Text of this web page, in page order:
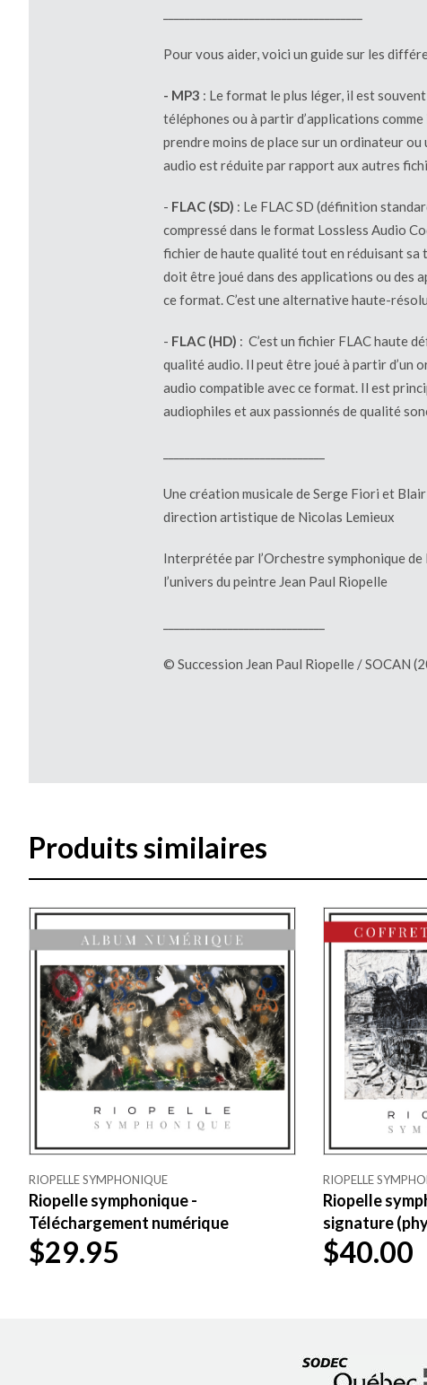
Pour vous aider, voici un guide sur les
- MP3 : Le format le plus léger, il est
téléphones ou à partir d’applications
prendre moins de place sur un ordinateur
audio est réduite par rapport aux autres
- FLAC (SD) : Le FLAC SD (définition
compressé dans le format Lossless Audio
fichier de haute qualité tout en réduisant sa
doit être joué dans des applications ou des
ce format. C’est une alternative haute-
- FLAC (HD) : C’est un fichier FLAC haute
qualité audio. Il peut être joué à partir d’un
audio compatible avec ce format. Il est
audiophiles et aux passionnés de qualité
Une création musicale de Serge Fiori et
direction artistique de Nicolas Lemieux
Interprétée par l’Orchestre symphonique
l’univers du peintre Jean Paul Riopelle
© Succession Jean Paul Riopelle / SOCAN
Produits similaires
RIOPELLE SYMPHONIQUE
Riopelle symphonique -
Téléchargement numérique
$29.95
RIOPELLE
Riopelle
signature
$40.00